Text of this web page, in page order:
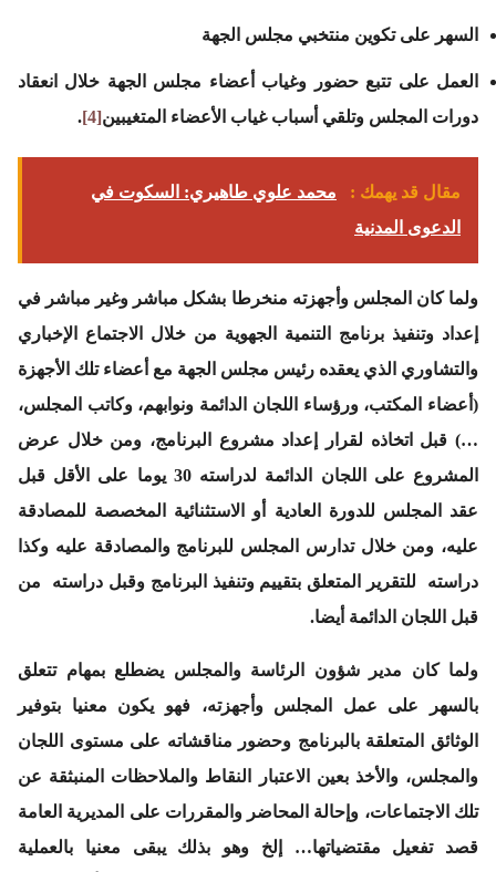
السهر على تكوين منتخبي مجلس الجهة
العمل على تتبع حضور وغياب أعضاء مجلس الجهة خلال انعقاد
دورات المجلس وتلقي أسباب غياب الأعضاء المتغيبين[4]
.
مقال قد يهمك :
محمد علوي طاهيري: السكوت في
الدعوى المدنية
ولما كان المجلس وأجهزته منخرطا بشكل مباشر وغير مباشر في
إعداد وتنفيذ برنامج التنمية الجهوية من خلال الاجتماع الإخباري
والتشاوري الذي يعقده رئيس مجلس الجهة مع أعضاء تلك الأجهزة
(أعضاء المكتب، ورؤساء اللجان الدائمة ونوابهم، وكاتب المجلس،
…) قبل اتخاذه لقرار إعداد مشروع البرنامج، ومن خلال عرض
المشروع على اللجان الدائمة لدراسته 30 يوما على الأقل قبل
عقد المجلس للدورة العادية أو الاستثنائية المخصصة للمصادقة
عليه، ومن خلال تدارس المجلس للبرنامج والمصادقة عليه وكذا
دراسته للتقرير المتعلق بتقييم وتنفيذ البرنامج وقبل دراسته من
قبل اللجان الدائمة أيضا.
ولما كان مدير شؤون الرئاسة والمجلس يضطلع بمهام تتعلق
بالسهر على عمل المجلس وأجهزته، فهو يكون معنيا بتوفير
الوثائق المتعلقة بالبرنامج وحضور مناقشاته على مستوى اللجان
والمجلس، والأخذ بعين الاعتبار النقاط والملاحظات المنبثقة عن
تلك الاجتماعات، وإحالة المحاضر والمقررات على المديرية العامة
قصد تفعيل مقتضياتها… إلخ وهو بذلك يبقى معنيا بالعملية